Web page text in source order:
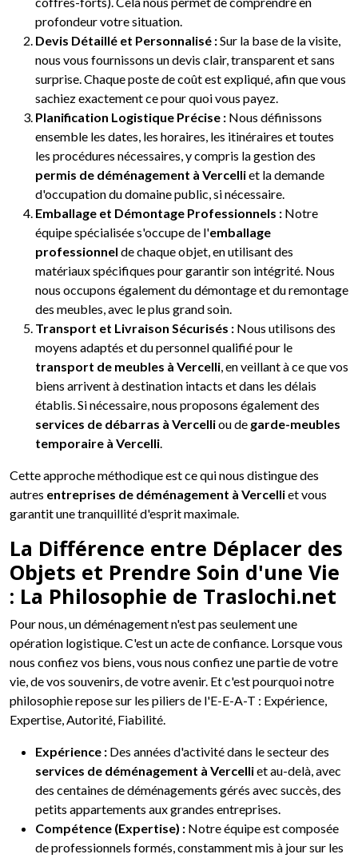
profondeur votre situation.
Devis Détaillé et Personnalisé :Sur la base de la visite,
nous vous fournissons un devis clair, transparent et sans
surprise. Chaque poste de coût est expliqué, afin que vous
sachiez exactement ce pour quoi vous payez.
Planification Logistique Précise : Nous définissons
ensemble les dates, les horaires, les itinéraires et toutes
les procédures nécessaires, y compris la gestion des
permis de déménagement à Vercelliet la demande
d'occupation du domaine public, si nécessaire.
Emballage et Démontage Professionnels : Notre
équipe spécialisée s'occupe de l'emballage
professionnel de chaque objet, en utilisant des
matériaux spécifiques pour garantir son intégrité. Nous
nous occupons également du démontage et du remontage
des meubles, avec le plus grand soin.
Transport et Livraison Sécurisés : Nous utilisons des
moyens adaptés et du personnel qualifié pour le
transport de meubles à Vercelli, en veillant à ce que vos
biens arrivent à destination intacts et dans les délais
établis. Si nécessaire, nous proposons également des
services de débarras à Vercelliou de garde-meubles
temporaire à Vercelli.
Cette approche méthodique est ce qui nous distingue des
autres entreprises de déménagement à Vercelliet vous
garantit une tranquillité d'esprit maximale.
La Différence entre Déplacer des
Objets et Prendre Soin d'une Vie
: La Philosophie de Traslochi.net
Pour nous, un déménagement n'est pas seulement une
opération logistique. C'est un acte de confiance. Lorsque vous
nous confiez vos biens, vous nous confiez une partie de votre
vie, de vos souvenirs, de votre avenir. Et c'est pourquoi notre
philosophie repose sur les piliers de l'E-E-A-T : Expérience,
Expertise, Autorité, Fiabilité.
Expérience : Des années d'activité dans le secteur des
services de déménagement à Vercelliet au-delà, avec
des centaines de déménagements gérés avec succès, des
petits appartements aux grandes entreprises.
Compétence (Expertise) : Notre équipe est composée
de professionnels formés, constamment mis à jour sur les